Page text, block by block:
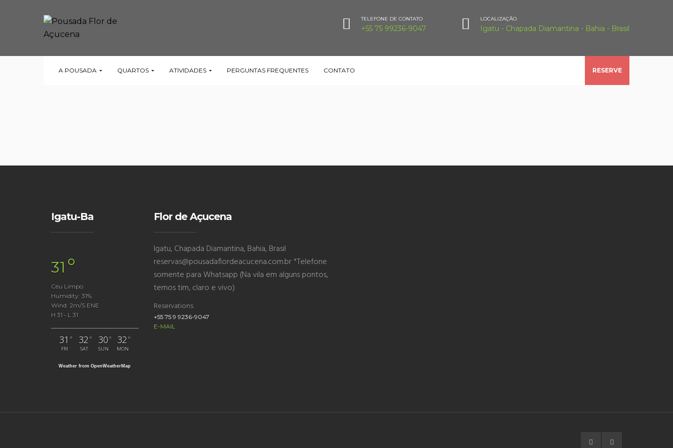
TELEFONE DE CONTATO
+55 75 99236-9047
LOCALIZAÇÃO
Igatu - Chapada Diamantina - Bahia - Brasil
A POUSADA QUARTOS ATIVIDADES PERGUNTAS FREQUENTES CONTATO RESERVE
Igatu-Ba
31 °
Céu Limpo
Humidity: 31%
Wind: 2m/s ENE
H 31 • L 31
31 °
FRI
32 °
SAT
30 °
SUN
32 °
MON
Weather from OpenWeatherMap
Flor de Açucena
Igatu, Chapada Diamantina, Bahia, Brasil
reservas@pousadaflordeacucena.com.br *Telefone
somente para Whatsapp (Na vila em alguns pontos,
temos tim, claro e vivo)
Reservations
+55 75 9 9236-9047
E-MAIL